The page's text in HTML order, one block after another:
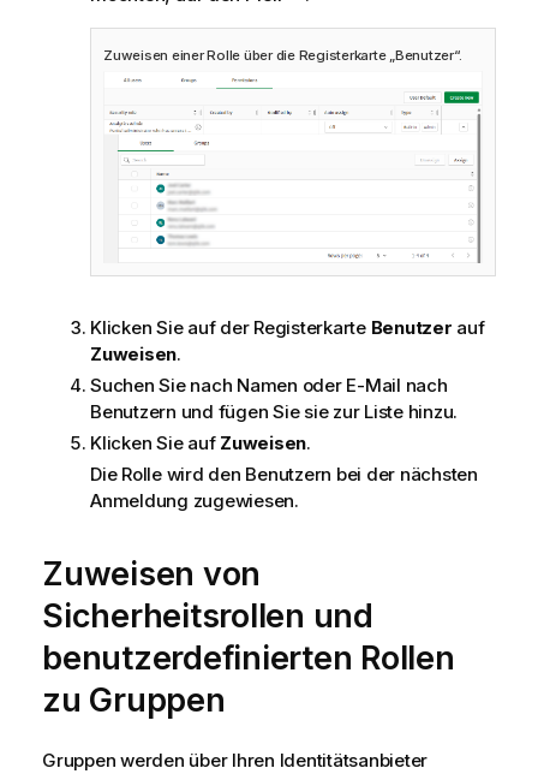
Zuweisen einer Rolle über die Registerkarte „Benutzer“.
Klicken Sie auf der Registerkarte Benutzer auf
Zuweisen.
Suchen Sie nach Namen oder E-Mail nach
Benutzern und fügen Sie sie zur Liste hinzu.
Klicken Sie auf Zuweisen.
Die Rolle wird den Benutzern bei der nächsten
Anmeldung zugewiesen.
Zuweisen von
Sicherheitsrollen und
benutzerdefinierten Rollen
zu Gruppen
Gruppen werden über Ihren Identitätsanbieter